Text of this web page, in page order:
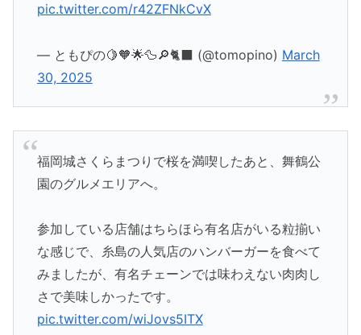
pic.twitter.com/r42ZFNkCvX
— ともぴの🍋🧡🌟🦆🔎🐈‍⬛ (@tomopino) March
30, 2025
福岡城さくらまつりで桜を満喫したあと、舞鶴公
園のグルメエリアへ。
参加している店舗はちらほら有名店がいる粒揃い
な感じで、糸島の人気店のハンバーガーを食べて
みましたが、有名チェーンでは味わえない肉肉し
さで美味しかったです。
pic.twitter.com/wiJovs5ITX